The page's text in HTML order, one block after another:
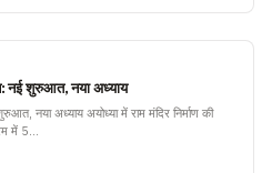
नई शुरुआत, नया अध्याय
नया अध्याय अयोध्या में राम मंदिर निर्माण की
में 5…